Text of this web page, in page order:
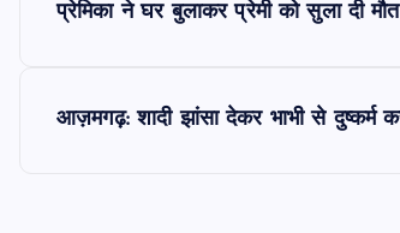
प्रेमिका ने घर बुलाकर प्रेमी को सुला दी
आज़मगढ़: शादी झांसा देकर भाभी से दुष्कर्म